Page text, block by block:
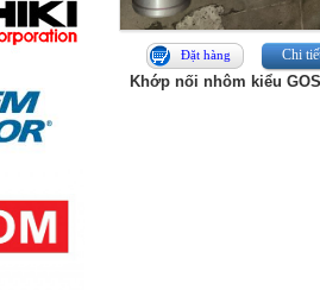
Đặt hàng Chi
Khớp nối nhôm kiểu